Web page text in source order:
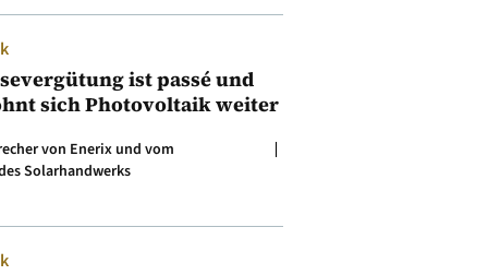
ist passé und
sich Photovoltaik weiter
von Enerix und vom
Solarhandwerks